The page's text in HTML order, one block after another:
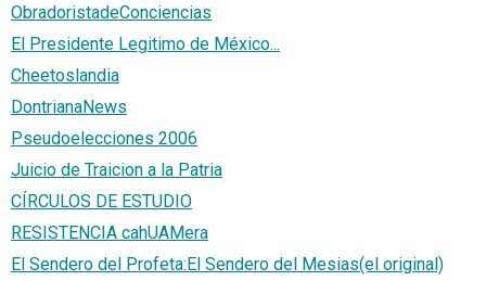
ObradoristadeConciencias
El Presidente Legitimo de México...
Cheetoslandia
DontrianaNews
Pseudoelecciones 2006
Juicio de Traicion a la Patria
CÍRCULOS DE ESTUDIO
RESISTENCIA cahUAMera
El Sendero del Profeta:El Sendero del Mesias(el original)